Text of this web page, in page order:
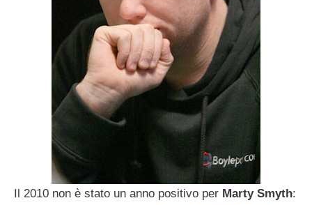
Il 2010 non è stato un anno positivo per Marty Smyth: